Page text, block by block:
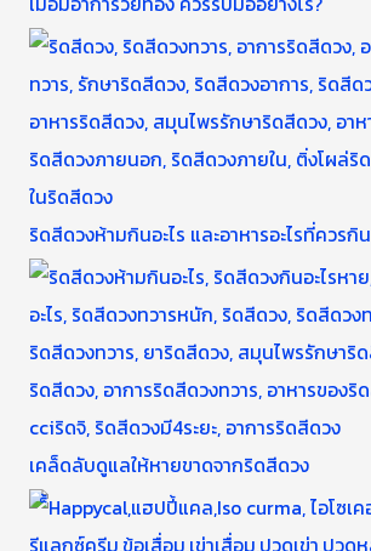
ริดสีดวงห้ามกินอะไร และอาหารอะไรที่ควรกิน
เคล็ดลับดูแลให้หายขาดจากริดสีดวง